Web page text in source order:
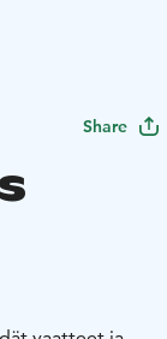
Share